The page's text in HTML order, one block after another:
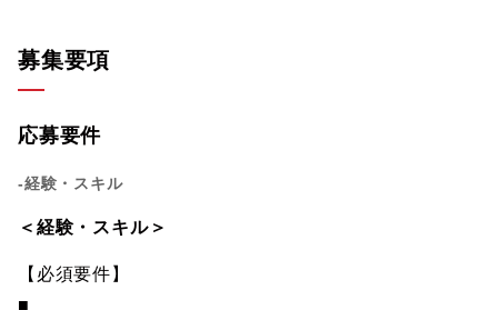
募集要項
応募要件
-経験・スキル
＜経験・スキル＞
【必須要件】
■